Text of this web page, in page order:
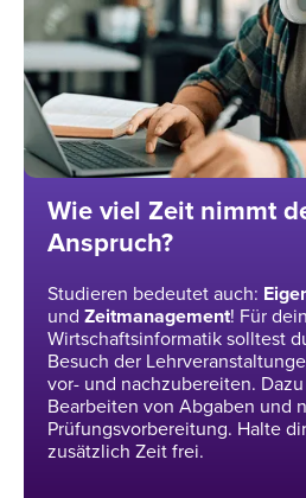
Wie viel Zeit nimmt
Anspruch?
Studieren bedeutet auch:
und Zeitmanagement! Für
Wirtschaftsinformatik solltest
Besuch der
vor- und nachzubereiten.
Bearbeiten von Abgaben und
Prüfungsvorbereitung. Halte
zusätzlich Zeit frei.